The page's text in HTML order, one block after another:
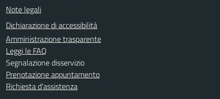
Note legali
Dichiarazione di accessibilità
Amministrazione trasparente
Leggi le FAQ
Segnalazione disservizio
Prenotazione appuntamento
Richiesta d'assistenza